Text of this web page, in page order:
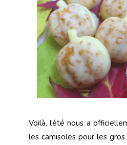
Voilà, l’été nous a
les camisoles pour les